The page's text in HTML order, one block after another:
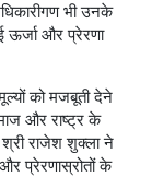
भी उनके
और प्रेरणा
को मजबूती देने
और राष्ट्र के
श्री राजेश शुक्ला ने
प्रेरणास्रोतों के